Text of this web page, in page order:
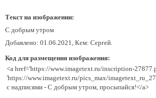
Текст на изображении:
С добрым утром
Добавлено: 01.06.2021, Кем: Сергей.
Код для размещения изображения:
<a href='https://www.imagetext.ru/inscription-
'https://www.imagetext.ru/pics_max/
с надписями - С добрым утром, просыпайся!</a>